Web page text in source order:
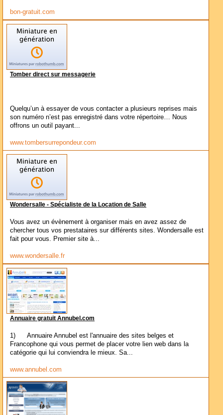
bon-gratuit.com
Tomber direct sur messagerie
Quelqu’un à essayer de vous contacter a plusieurs reprises mais
son numéro n’est pas enregistré dans votre répertoire… Nous
offrons un outil payant...
www.tombersurrepondeur.com
Wondersalle - Spécialiste de la Location de Salle
Vous avez un évènement à organiser mais en avez assez de
chercher tous vos prestataires sur différents sites. Wondersalle est
fait pour vous. Premier site à...
www.wondersalle.fr
Annuaire gratuit Annubel.com
1) Annuaire Annubel est l'annuaire des sites belges et
Francophone qui vous permet de placer votre lien web dans la
catégorie qui lui conviendra le mieux. Sa...
www.annubel.com